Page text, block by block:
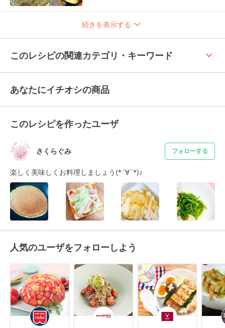
続きを表示する
このレシピの関連カテゴリ・キーワード keyboard_arrow_up
あなたにイチオシの商品
このレシピを作ったユーザ
さくらぐみ フォローする
楽しく美味しくお料理しましょう(*´∀︎`*)♪︎
人気のユーザをフォローしよう